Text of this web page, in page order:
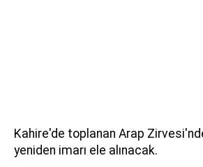
Kahire'de toplanan Arap
yeniden imarı ele alınacak.